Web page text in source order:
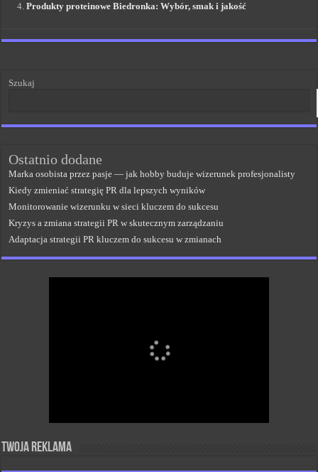
Produkty proteinowe Biedronka: Wybór, smak i jakość
Szukaj
Ostatnio dodane
Marka osobista przez pasje — jak hobby buduje wizerunek profesjonalisty
Kiedy zmieniać strategię PR dla lepszych wyników
Monitorowanie wizerunku w sieci kluczem do sukcesu
Kryzys a zmiana strategii PR w skutecznym zarządzaniu
Adaptacja strategii PR kluczem do sukcesu w zmianach
Twoja reklama